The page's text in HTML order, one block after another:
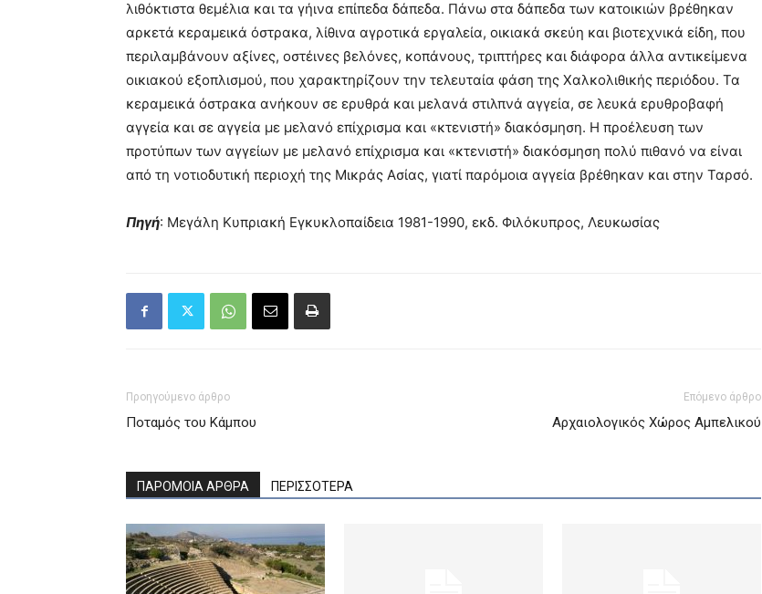
λιθόκτιστα θεμέλια και τα γήινα επίπεδα δάπεδα. Πάνω στα δάπεδα των κατοικιών βρέθηκαν
αρκετά κεραμεικά όστρακα, λίθινα αγροτικά εργαλεία, οικιακά σκεύη και βιοτεχνικά είδη, που
περιλαμβάνουν αξίνες, οστέινες βελόνες, κοπάνους, τριπτήρες και διάφορα άλλα αντικείμενα
οικιακού εξοπλισμού, που χαρακτηρίζουν την τελευταία φάση της Χαλκολιθικής περιόδου. Τα
κεραμεικά όστρακα ανήκουν σε ερυθρά και μελανά στιλπνά αγγεία, σε λευκά ερυθροβαφή
αγγεία και σε αγγεία με μελανό επίχρισμα και «κτενιστή» διακόσμηση. Η προέλευση των
προτύπων των αγγείων με μελανό επίχρισμα και «κτενιστή» διακόσμηση πολύ πιθανό να είναι
από τη νοτιοδυτική περιοχή της Μικράς Ασίας, γιατί παρόμοια αγγεία βρέθηκαν και στην Ταρσό.
Πηγή: Μεγάλη Κυπριακή Εγκυκλοπαίδεια 1981-1990, εκδ. Φιλόκυπρος, Λευκωσίας
Προηγούμενο άρθρο
Ποταμός του Κάμπου
Επόμενο άρθρο
Αρχαιολογικός Χώρος Αμπελικού
ΠΑΡΟΜΟΙΑ ΑΡΘΡΑ ΠΕΡΙΣΣΟΤΕΡΑ